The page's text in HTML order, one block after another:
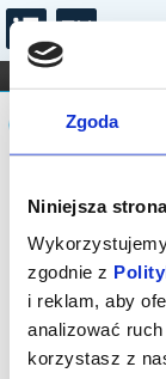
Zgoda
Niniejsza
zgodnie z
i reklam, aby
analizować
korzystasz z
FILHARMONIA
DLA DZIECI
Brak
bilety na to
wyprzedane.